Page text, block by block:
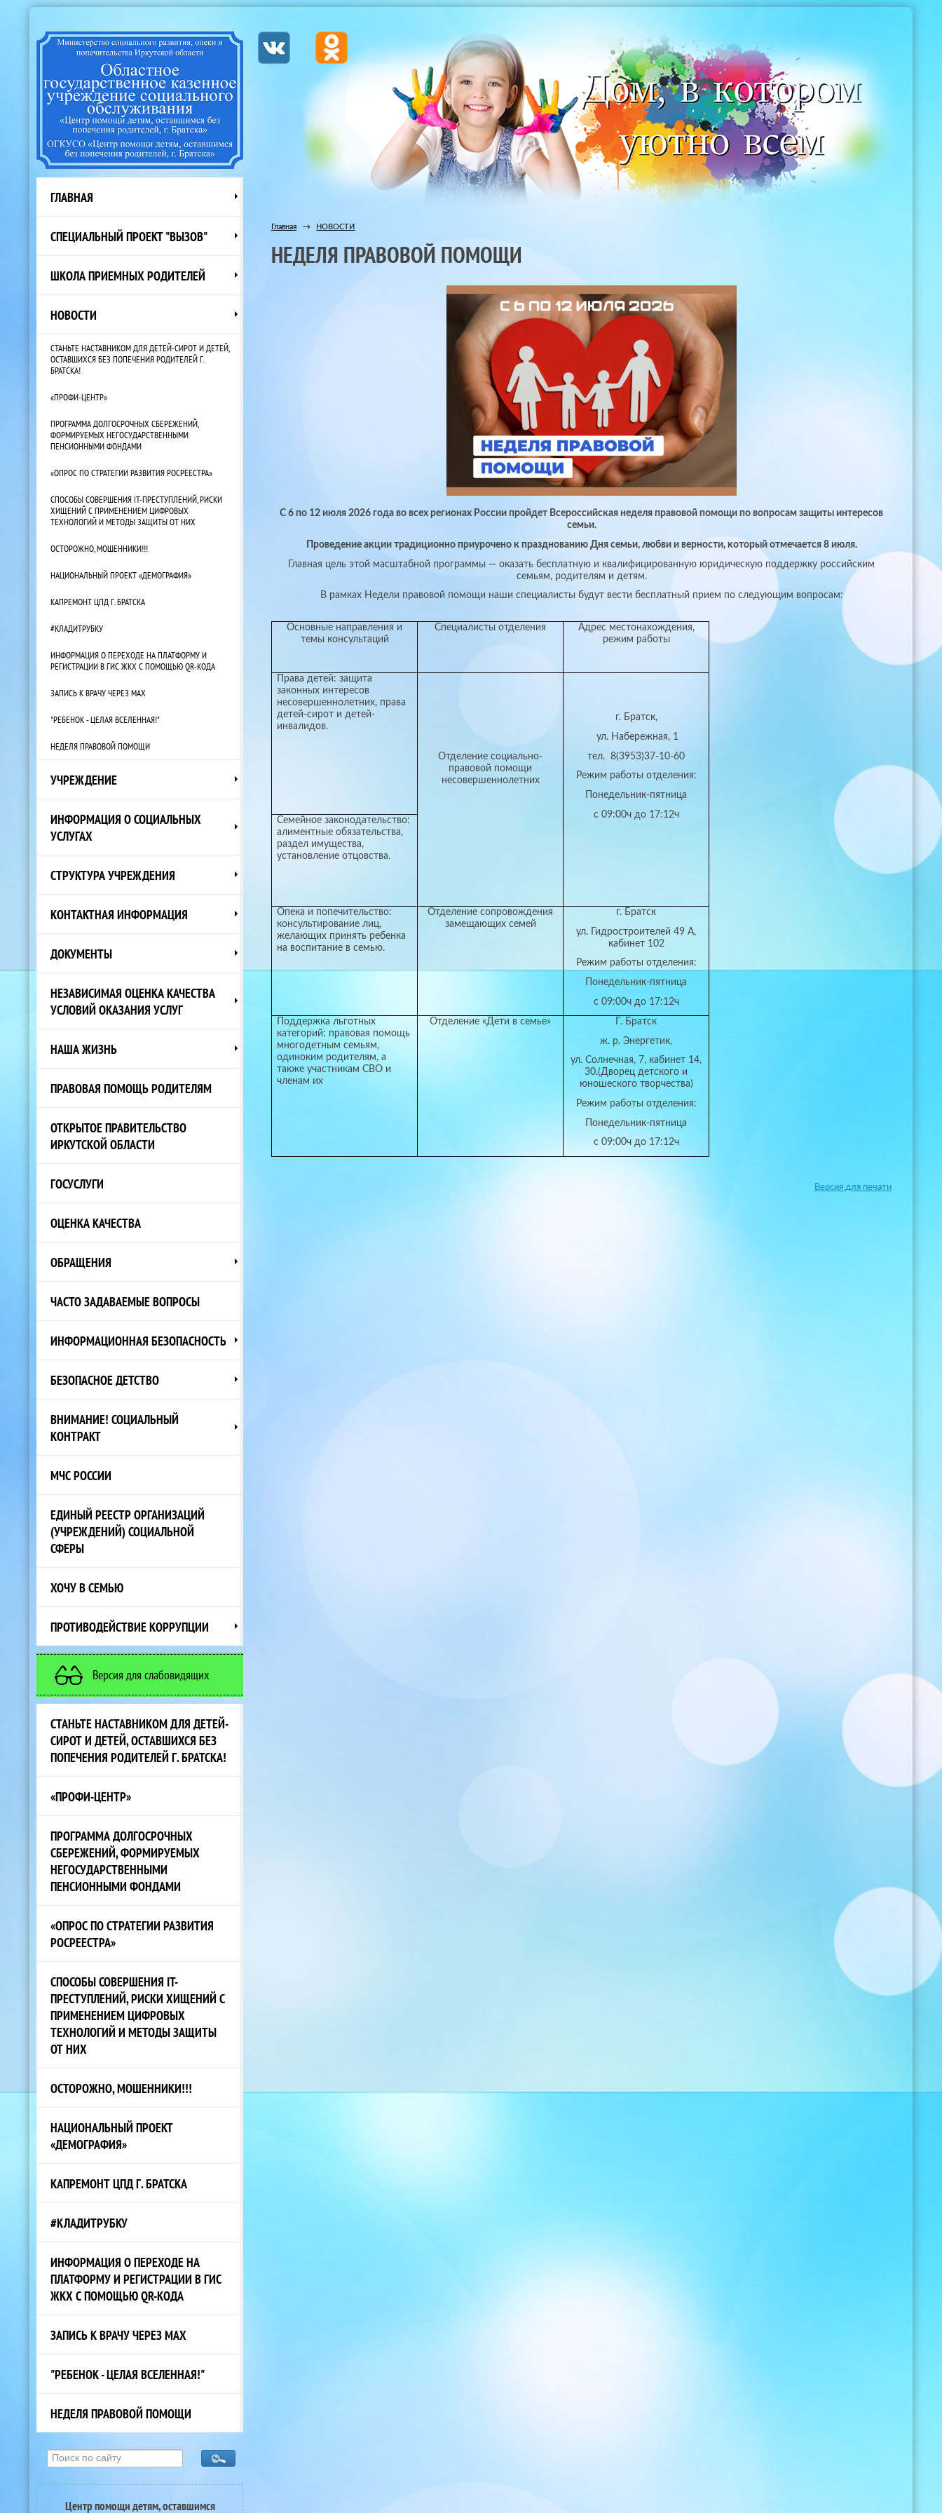
ГЛАВНАЯ
СПЕЦИАЛЬНЫЙ ПРОЕКТ "ВЫЗОВ"
ШКОЛА ПРИЕМНЫХ РОДИТЕЛЕЙ
НОВОСТИ
СТАНЬТЕ НАСТАВНИКОМ ДЛЯ ДЕТЕЙ-СИРОТ И ДЕТЕЙ,
ОСТАВШИХСЯ БЕЗ ПОПЕЧЕНИЯ РОДИТЕЛЕЙ Г.
БРАТСКА!
«ПРОФИ-ЦЕНТР»
ПРОГРАММА ДОЛГОСРОЧНЫХ СБЕРЕЖЕНИЙ,
ФОРМИРУЕМЫХ НЕГОСУДАРСТВЕННЫМИ
ПЕНСИОННЫМИ ФОНДАМИ
«ОПРОС ПО СТРАТЕГИИ РАЗВИТИЯ РОСРЕЕСТРА»
СПОСОБЫ СОВЕРШЕНИЯ IT-ПРЕСТУПЛЕНИЙ, РИСКИ
ХИЩЕНИЙ С ПРИМЕНЕНИЕМ ЦИФРОВЫХ
ТЕХНОЛОГИЙ И МЕТОДЫ ЗАЩИТЫ ОТ НИХ
ОСТОРОЖНО, МОШЕННИКИ!!!
НАЦИОНАЛЬНЫЙ ПРОЕКТ «ДЕМОГРАФИЯ»
КАПРЕМОНТ ЦПД Г. БРАТСКА
#КЛАДИТРУБКУ
ИНФОРМАЦИЯ О ПЕРЕХОДЕ НА ПЛАТФОРМУ И
РЕГИСТРАЦИИ В ГИС ЖКХ С ПОМОЩЬЮ QR-КОДА
ЗАПИСЬ К ВРАЧУ ЧЕРЕЗ МАХ
"РЕБЕНОК - ЦЕЛАЯ ВСЕЛЕННАЯ!"
НЕДЕЛЯ ПРАВОВОЙ ПОМОЩИ
УЧРЕЖДЕНИЕ
ИНФОРМАЦИЯ О СОЦИАЛЬНЫХ
УСЛУГАХ
СТРУКТУРА УЧРЕЖДЕНИЯ
КОНТАКТНАЯ ИНФОРМАЦИЯ
ДОКУМЕНТЫ
НЕЗАВИСИМАЯ ОЦЕНКА КАЧЕСТВА
УСЛОВИЙ ОКАЗАНИЯ УСЛУГ
НАША ЖИЗНЬ
ПРАВОВАЯ ПОМОЩЬ РОДИТЕЛЯМ
ОТКРЫТОЕ ПРАВИТЕЛЬСТВО
ИРКУТСКОЙ ОБЛАСТИ
ГОСУСЛУГИ
ОЦЕНКА КАЧЕСТВА
ОБРАЩЕНИЯ
ЧАСТО ЗАДАВАЕМЫЕ ВОПРОСЫ
ИНФОРМАЦИОННАЯ БЕЗОПАСНОСТЬ
БЕЗОПАСНОЕ ДЕТСТВО
ВНИМАНИЕ! СОЦИАЛЬНЫЙ
КОНТРАКТ
МЧС РОССИИ
ЕДИНЫЙ РЕЕСТР ОРГАНИЗАЦИЙ
(УЧРЕЖДЕНИЙ) СОЦИАЛЬНОЙ
СФЕРЫ
ХОЧУ В СЕМЬЮ
ПРОТИВОДЕЙСТВИЕ КОРРУПЦИИ
Версия для слабовидящих
СТАНЬТЕ НАСТАВНИКОМ ДЛЯ ДЕТЕЙ-
СИРОТ И ДЕТЕЙ, ОСТАВШИХСЯ БЕЗ
ПОПЕЧЕНИЯ РОДИТЕЛЕЙ Г. БРАТСКА!
«ПРОФИ-ЦЕНТР»
ПРОГРАММА ДОЛГОСРОЧНЫХ
СБЕРЕЖЕНИЙ, ФОРМИРУЕМЫХ
НЕГОСУДАРСТВЕННЫМИ
ПЕНСИОННЫМИ ФОНДАМИ
«ОПРОС ПО СТРАТЕГИИ РАЗВИТИЯ
РОСРЕЕСТРА»
СПОСОБЫ СОВЕРШЕНИЯ IT-
ПРЕСТУПЛЕНИЙ, РИСКИ ХИЩЕНИЙ С
ПРИМЕНЕНИЕМ ЦИФРОВЫХ
ТЕХНОЛОГИЙ И МЕТОДЫ ЗАЩИТЫ
ОТ НИХ
ОСТОРОЖНО, МОШЕННИКИ!!!
НАЦИОНАЛЬНЫЙ ПРОЕКТ
«ДЕМОГРАФИЯ»
КАПРЕМОНТ ЦПД Г. БРАТСКА
#КЛАДИТРУБКУ
ИНФОРМАЦИЯ О ПЕРЕХОДЕ НА
ПЛАТФОРМУ И РЕГИСТРАЦИИ В ГИС
ЖКХ С ПОМОЩЬЮ QR-КОДА
ЗАПИСЬ К ВРАЧУ ЧЕРЕЗ МАХ
"РЕБЕНОК - ЦЕЛАЯ ВСЕЛЕННАЯ!"
НЕДЕЛЯ ПРАВОВОЙ ПОМОЩИ
Центр помощи детям, оставшимся
Главная → НОВОСТИ
НЕДЕЛЯ ПРАВОВОЙ ПОМОЩИ
С 6 по 12 июля 2026 года во всех регионах России пройдет Всероссийская неделя правовой помощи по вопросам защиты интересов
семьи.
Проведение акции традиционно приурочено к празднованию Дня семьи, любви и верности, который отмечается 8 июля.
Главная цель этой масштабной программы — оказать бесплатную и квалифицированную юридическую поддержку российским
семьям, родителям и детям.
В рамках Недели правовой помощи наши специалисты будут вести бесплатный прием по следующим вопросам:
Основные направления и
темы консультаций
Специалисты отделения
Адрес местонахождения,
режим работы
Права детей: защита
законных интересов
несовершеннолетних, права
детей-сирот и детей-
инвалидов.
Отделение социально-
правовой помощи
несовершеннолетних
г. Братск,
ул. Набережная, 1
тел. 8(3953)37-10-60
Режим работы отделения:
Понедельник-пятница
с 09:00ч до 17:12ч
Семейное законодательство:
алиментные обязательства,
раздел имущества,
установление отцовства.
Опека и попечительство:
консультирование лиц,
желающих принять ребенка
на воспитание в семью.
Отделение сопровождения
замещающих семей
г. Братск
ул. Гидростроителей 49 А,
кабинет 102
Режим работы отделения:
Понедельник-пятница
с 09:00ч до 17:12ч
Поддержка льготных
категорий: правовая помощь
многодетным семьям,
одиноким родителям, а
также участникам СВО и
членам их
Отделение «Дети в семье»
Г. Братск
ж. р. Энергетик,
ул. Солнечная, 7, кабинет 14,
30.(Дворец детского и
юношеского творчества)
Режим работы отделения:
Понедельник-пятница
с 09:00ч до 17:12ч
Версия для печати